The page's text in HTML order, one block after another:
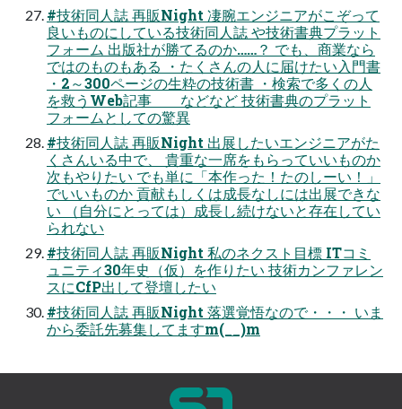
#技術同人誌 再販Night 凄腕エンジニアがこぞって
良いものにしている技術同人誌 や技術書典プラット
フォーム 出版社が勝てるのか……？ でも、商業なら
ではのものもある ・たくさんの人に届けたい入門書
・2～300ページの生粋の技術書 ・検索で多くの人
を救うWeb記事 などなど 技術書典のプラット
フォームとしての驚異
#技術同人誌 再販Night 出展したいエンジニアがた
くさんいる中で、 貴重な一席をもらっていいものか
次もやりたい でも単に「本作った！たのしーい！」
でいいものか 貢献もしくは成長なしには出展できな
い （自分にとっては）成長し続けないと存在してい
られない
#技術同人誌 再販Night 私のネクスト目標 ITコミ
ュニティ30年史（仮）を作りたい 技術カンファレン
スにCfP出して登壇したい
#技術同人誌 再販Night 落選覚悟なので・・・ いま
から委託先募集してますm(__)m